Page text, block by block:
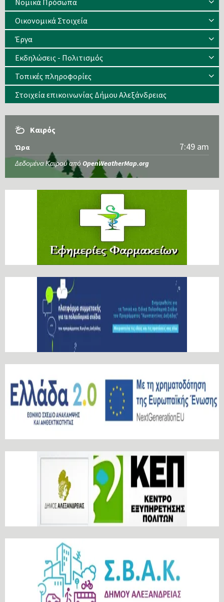
Νομικά Πρόσωπα
Οικονομικά Στοιχεία
Έργα
Εκδηλώσεις - Πολιτισμός
Τοπικές πληροφορίες
Στοιχεία επικοινωνίας Δήμου Αλεξάνδρειας
Καιρός
Ώρα 7:49 am
Δεδομένα Καιρού από OpenWeatherMap.org